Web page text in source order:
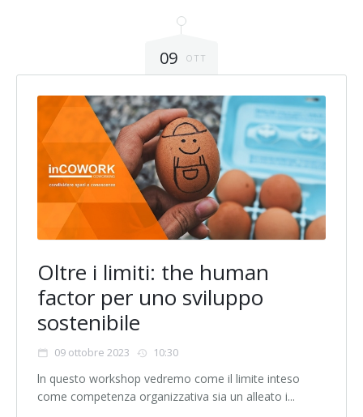
09 OTT
Oltre i limiti: the human
factor per uno sviluppo
sostenibile
09 ottobre 2023 10:30
ln questo workshop vedremo come il limite inteso
come competenza organizzativa sia un alleato i...